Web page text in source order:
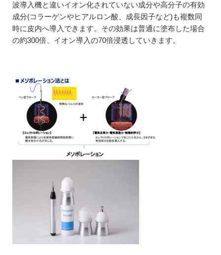
波導入機と違いイオン化されていない成分や高分子の有効
成分(コラーゲンやヒアルロン酸、成長因子など)も複数同
時に皮内へ導入できます。その効果は普通に塗布した場合
の約300倍、イオン導入の70倍浸透していきます。